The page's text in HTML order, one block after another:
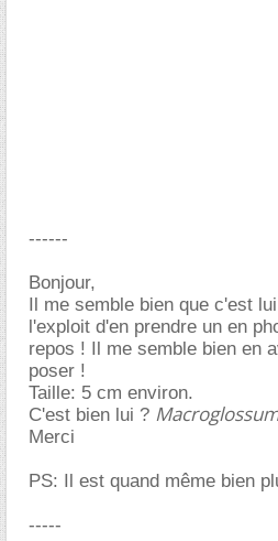
------
Bonjour,
Il me semble bien que c'est
l'exploit d'en prendre un en
repos ! Il me semble bien en
poser !
Taille: 5 cm environ.
C'est bien lui ?
Merci
PS: Il est quand même bien
-----